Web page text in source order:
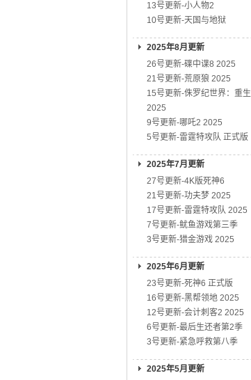
13号更新-小人物2
10号更新-天国与地狱
2025年8月更新
26号更新-碟中谍8 2025
21号更新-荒原狼 2025
15号更新-侏罗纪世界：重生
2025
9号更新-哪吒2 2025
5号更新-雷霆特攻队 正式版
2025年7月更新
27号更新-4K版死神6
21号更新-功夫梦 2025
17号更新-雷霆特攻队 2025
7号更新-鱿鱼游戏第三季
3号更新-猎金游戏 2025
2025年6月更新
23号更新-死神6 正式版
16号更新-黑帮领地 2025
12号更新-会计刺客2 2025
6号更新-最后生还者第2季
3号更新-紧急呼救第八季
2025年5月更新